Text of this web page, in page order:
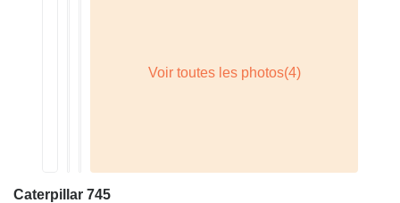
Caterpillar 745